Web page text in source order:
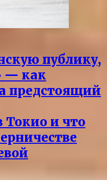
публику,
— как
предстоящий
Токио и что